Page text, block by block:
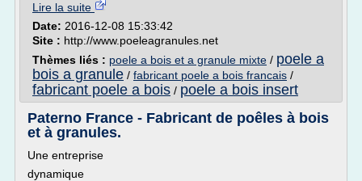
Lire la suite
Date: 2016-12-08 15:33:42
Site : http://www.poeleagranules.net
Thèmes liés : poele a bois et a granule mixte / poele a
bois a granule / fabricant poele a bois francais /
fabricant poele a bois / poele a bois insert
Paterno France - Fabricant de poêles à bois
et à granules.
Une entreprise
dynamique